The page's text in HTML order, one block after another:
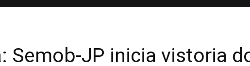
Semob-JP inicia vistoria